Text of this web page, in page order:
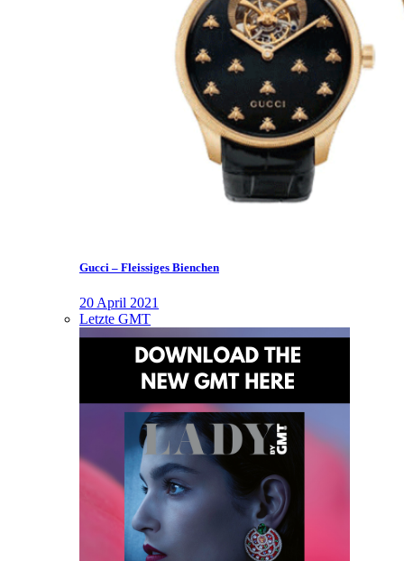
Gucci – Fleissiges Bienchen
20 April 2021
Letzte GMT